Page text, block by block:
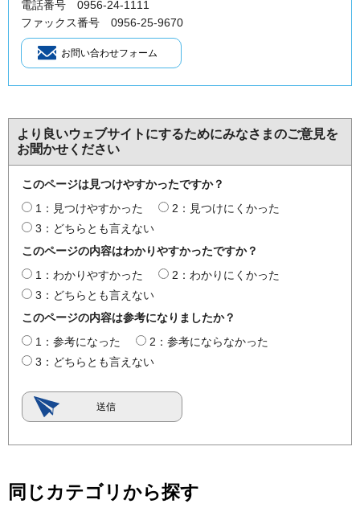
電話番号 0956-24-1111
ファックス番号 0956-25-9670
より良いウェブサイトにするためにみなさまのご意見を
お聞かせください
このページは見つけやすかったですか？
1：見つけやすかった
2：見つけにくかった
3：どちらとも言えない
このページの内容はわかりやすかったですか？
1：わかりやすかった
2：わかりにくかった
3：どちらとも言えない
このページの内容は参考になりましたか？
1：参考になった
2：参考にならなかった
3：どちらとも言えない
同じカテゴリから探す